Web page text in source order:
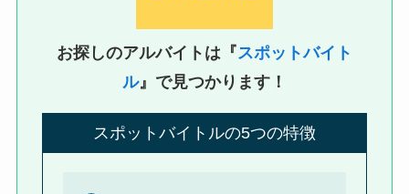
お探しのアルバイトは『スポットバイト
ル』で見つかります！
スポットバイトルの5つの特徴